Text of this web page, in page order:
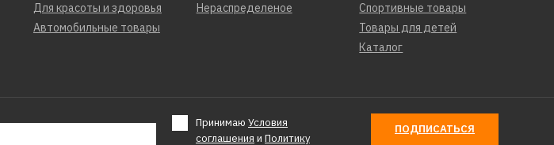
Для красоты и здоровья
Автомобильные товары
Нераспределеное
Спортивные товары
Товары для детей
Каталог
Принимаю Условия
соглашения и Политику
ПОДПИСАТЬСЯ